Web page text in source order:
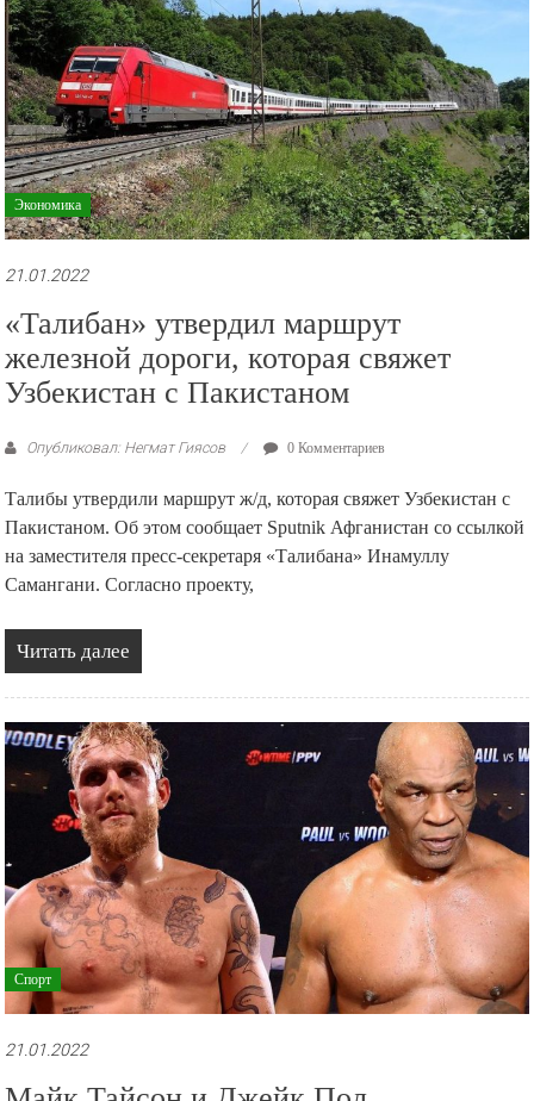
Экономика
21.01.2022
«Талибан» утвердил маршрут
железной дороги, которая свяжет
Узбекистан с Пакистаном
Опубликовал: Негмат Гиясов 0 Комментариев
Талибы утвердили маршрут ж/д, которая свяжет Узбекистан с
Пакистаном. Об этом сообщает Sputnik Афганистан со ссылкой
на заместителя пресс-секретаря «Талибана» Инамуллу
Самангани. Согласно проекту,
Читать далее
Спорт
21.01.2022